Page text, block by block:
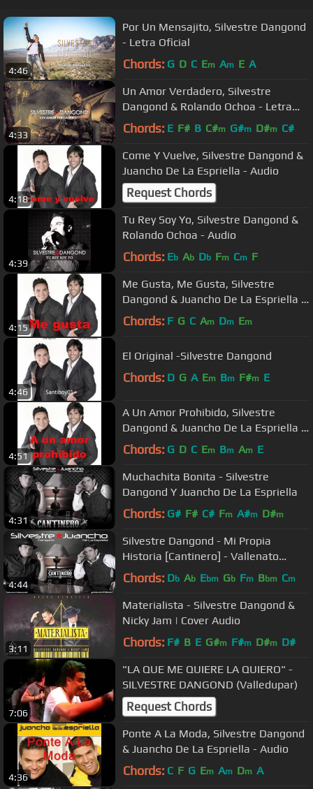
4:46
Por Un Mensajito, Silvestre Dangond
- Letra Oficial
Chords: G D C Em Am E A
4:33
Un Amor Verdadero, Silvestre
Dangond & Rolando Ochoa - Letra
Oficial
Chords: E F# B C#m G#m D#m C#
4:18
Come Y Vuelve, Silvestre Dangond &
Juancho De La Espriella - Audio
Request Chords
4:39
Tu Rey Soy Yo, Silvestre Dangond &
Rolando Ochoa - Audio
Chords: Eb Ab Db Fm Cm F
4:15
Me Gusta, Me Gusta, Silvestre
Dangond & Juancho De La Espriella -
Audio
Chords: F G C Am Dm Em
4:46
El Original -Silvestre Dangond
Chords: D G A Em Bm F#m E
4:51
A Un Amor Prohibido, Silvestre
Dangond & Juancho De La Espriella -
Audio
Chords: G D C Em Bm Am E
4:31
Muchachita Bonita - Silvestre
Dangond Y Juancho De La Espriella
Chords: G# F# C# Fm A#m D#m
4:44
Silvestre Dangond - Mi Propia
Historia [Cantinero] - Vallenato
2010*
Chords: Db Ab Ebm Gb Fm Bbm Cm
3:11
Materialista - Silvestre Dangond &
Nicky Jam | Cover Audio
Chords: F# B E G#m F#m D#m D#
7:06
"LA QUE ME QUIERE LA QUIERO" -
SILVESTRE DANGOND (Valledupar)
Request Chords
4:36
Ponte A La Moda, Silvestre Dangond
& Juancho De La Espriella - Audio
Chords: C F G Em Am Dm A